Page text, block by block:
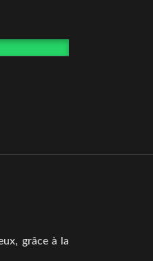
grâce à la